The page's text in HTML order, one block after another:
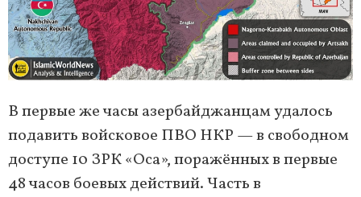
В первые же часы азербайджанцам удалось
подавить войсковое ПВО НКР — в свободном
доступе 10 ЗРК «Оса», поражённых в первые
48 часов боевых действий. Часть в